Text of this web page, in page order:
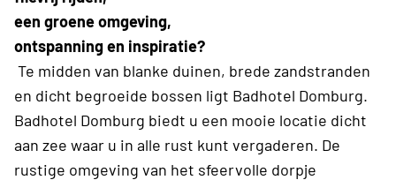
een groene omgeving,
ontspanning en inspiratie?
Te midden van blanke duinen, brede zandstranden
en dicht begroeide bossen ligt Badhotel Domburg.
Badhotel Domburg biedt u een mooie locatie dicht
aan zee waar u in alle rust kunt vergaderen. De
rustige omgeving van het sfeervolle dorpje